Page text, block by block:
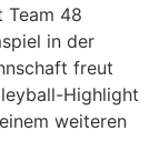
48
in der
freut
Highlight
weiteren